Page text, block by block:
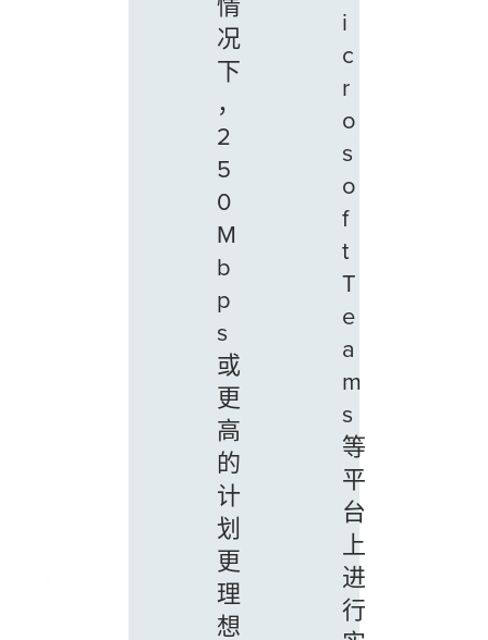
况
下
，
2
5
0
M
b
p
s
或
更
高
的
计
划
更
理
想
i
c
r
o
s
o
f
t
T
e
a
m
s
等
平
台
上
进
行